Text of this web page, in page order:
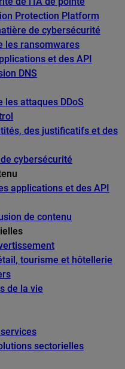
Protection Platform
de cybersécurité
les ransomwares
et des API
DNS
les attaques DDoS
des justificatifs et des
cybersécurité
applications et des API
de contenu
tourisme et hôtellerie
de la vie
sectorielles